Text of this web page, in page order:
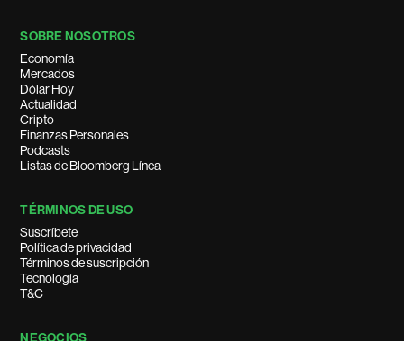
SOBRE NOSOTROS
Economía
Mercados
Dólar Hoy
Actualidad
Cripto
Finanzas Personales
Podcasts
Listas de Bloomberg Línea
TÉRMINOS DE USO
Suscríbete
Política de privacidad
Términos de suscripción
Tecnología
T&C
NEGOCIOS